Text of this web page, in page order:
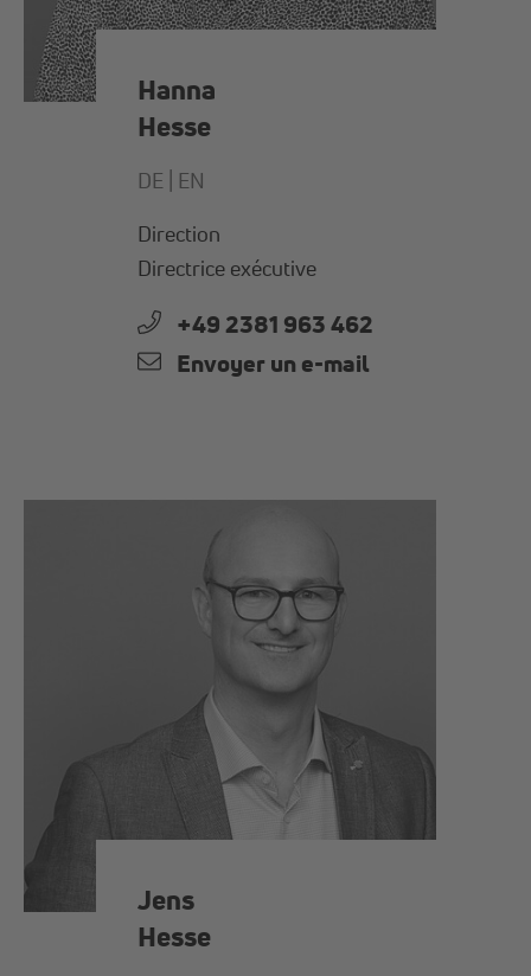
Hanna
Hesse
DE | EN
Direction
Directrice exécutive
+49 2381 963 462
Envoyer un e-mail
Jens
Hesse